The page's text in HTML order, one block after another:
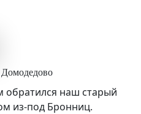
Домодедово
обратился наш старый
из-под Бронниц.